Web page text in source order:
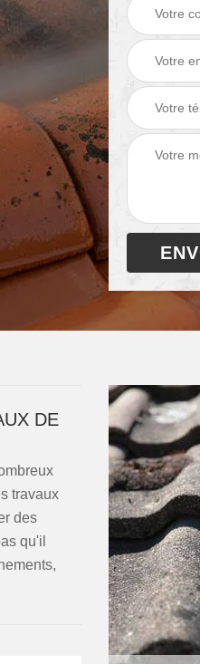
DE
travaux
des
qu'il